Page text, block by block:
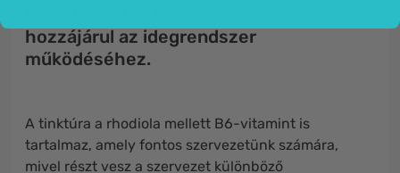
hozzájárul az idegrendszer
működéséhez.
A tinktúra a rhodiola mellett B6-vitamint is
tartalmaz, amely fontos szervezetünk számára,
mivel részt vesz a szervezet különböző